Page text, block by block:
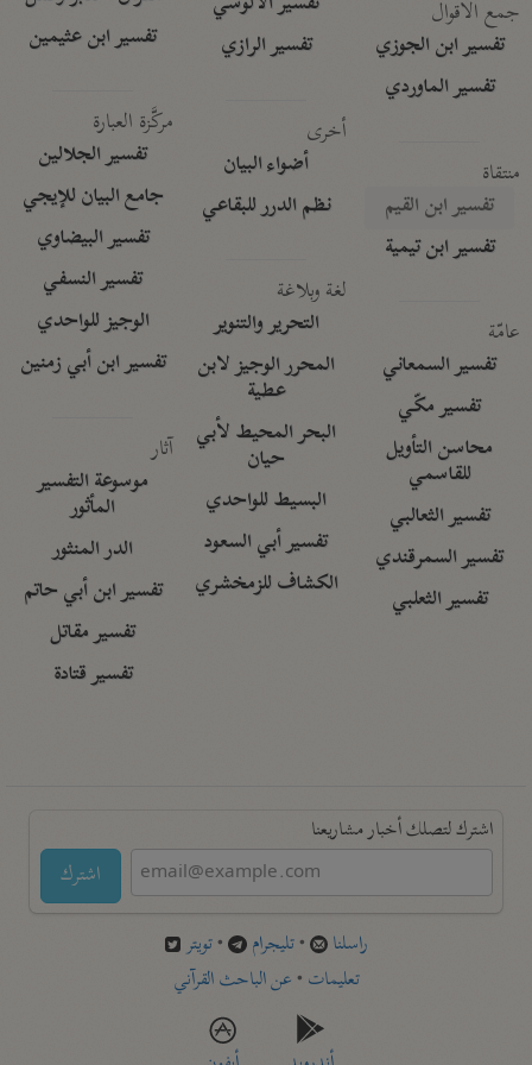
جمع الأقوال
تفسير ابن الجوزي
تفسير الماوردي
منتقاة
تفسير ابن القيم
تفسير ابن تيمية
عامّة
تفسير السمعاني
تفسير مكّي
محاسن التأويل
للقاسمي
تفسير الثعالبي
تفسير السمرقندي
تفسير الثعلبي
تفسير الرازي
أخرى
أضواء البيان
نظم الدرر للبقاعي
لغة وبلاغة
التحرير والتنوير
المحرر الوجيز لابن
عطية
البحر المحيط لأبي
حيان
البسيط للواحدي
تفسير أبي السعود
الكشاف للزمخشري
تفسير ابن عثيمين
مركَّزة العبارة
تفسير الجلالين
جامع البيان للإيجي
تفسير البيضاوي
تفسير النسفي
الوجيز للواحدي
تفسير ابن أبي زمنين
آثار
موسوعة التفسير
المأثور
الدر المنثور
تفسير ابن أبي حاتم
تفسير مقاتل
تفسير قتادة
اشترك لتصلك أخبار مشاريعنا
اشترك
راسلنا •تليجرام •تويتر
تعليمات •عن الباحث القرآني